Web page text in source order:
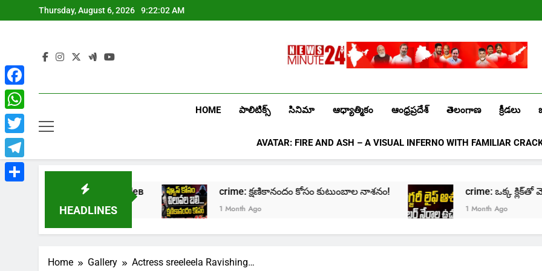
to
Thursday, August 6, 2026 9:22:03 AM
2025
Newsminute24
HOME పాలిటిక్స్ సినిమా ఆధ్యాత్మికం ఆంధ్రప్రదేశ్ తెలంగాణ క్రీడలు
AVATAR: FIRE AND ASH – A VISUAL INFERNO WITH FAMILIAR
HEADLINES
crime: క్షణికానందం కోసం కుటుంబాల నాశనం!
1 Month Ago
crime: ఒక్క క్లిక్‌తో మొదలై… జీవితాన్ని కుదేలు
Home Gallery Actress sreeleela Ravishing…
Facebook
WhatsApp
Twitter
Telegram